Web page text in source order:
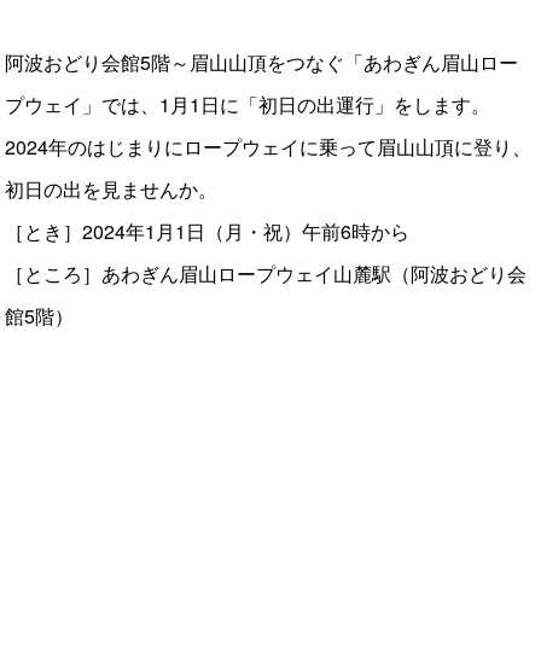
阿波おどり会館5階～眉山山頂をつなぐ「あわぎん眉山ロー
プウェイ」では、1月1日に「初日の出運行」をします。
2024年のはじまりにロープウェイに乗って眉山山頂に登り、
初日の出を見ませんか。
［とき］2024年1月1日（月・祝）午前6時から
［ところ］あわぎん眉山ロープウェイ山麓駅（阿波おどり会
館5階）